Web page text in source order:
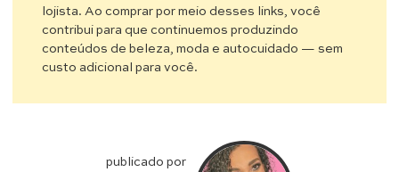
lojista. Ao comprar por meio desses links, você
contribui para que continuemos produzindo
conteúdos de beleza, moda e autocuidado — sem
custo adicional para você.
publicado por